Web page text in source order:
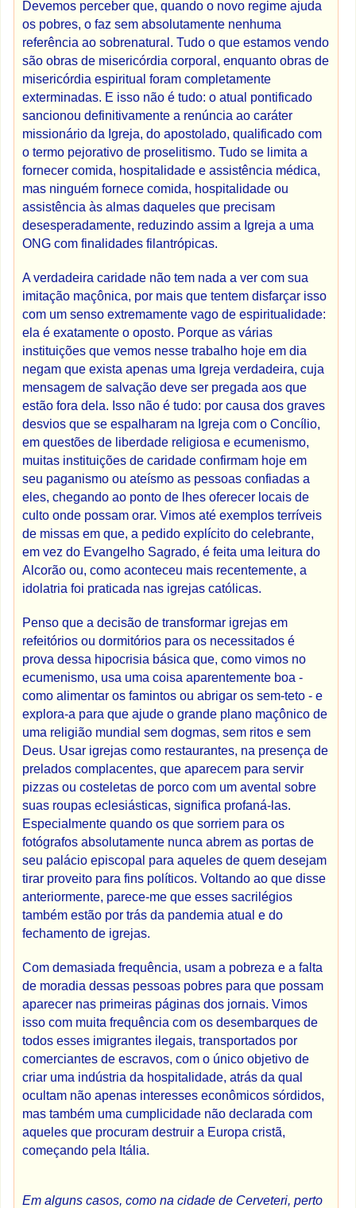
Devemos perceber que, quando o novo regime ajuda
os pobres, o faz sem absolutamente nenhuma
referência ao sobrenatural. Tudo o que estamos vendo
são obras de misericórdia corporal, enquanto obras de
misericórdia espiritual foram completamente
exterminadas. E isso não é tudo: o atual pontificado
sancionou definitivamente a renúncia ao caráter
missionário da Igreja, do apostolado, qualificado com
o termo pejorativo de proselitismo. Tudo se limita a
fornecer comida, hospitalidade e assistência médica,
mas ninguém fornece comida, hospitalidade ou
assistência às almas daqueles que precisam
desesperadamente, reduzindo assim a Igreja a uma
ONG com finalidades filantrópicas.
A verdadeira caridade não tem nada a ver com sua
imitação maçônica, por mais que tentem disfarçar isso
com um senso extremamente vago de espiritualidade:
ela é exatamente o oposto. Porque as várias
instituições que vemos nesse trabalho hoje em dia
negam que exista apenas uma Igreja verdadeira, cuja
mensagem de salvação deve ser pregada aos que
estão fora dela. Isso não é tudo: por causa dos graves
desvios que se espalharam na Igreja com o Concílio,
em questões de liberdade religiosa e ecumenismo,
muitas instituições de caridade confirmam hoje em
seu paganismo ou ateísmo as pessoas confiadas a
eles, chegando ao ponto de lhes oferecer locais de
culto onde possam orar. Vimos até exemplos terríveis
de missas em que, a pedido explícito do celebrante,
em vez do Evangelho Sagrado, é feita uma leitura do
Alcorão ou, como aconteceu mais recentemente, a
idolatria foi praticada nas igrejas católicas.
Penso que a decisão de transformar igrejas em
refeitórios ou dormitórios para os necessitados é
prova dessa hipocrisia básica que, como vimos no
ecumenismo, usa uma coisa aparentemente boa -
como alimentar os famintos ou abrigar os sem-teto - e
explora-a para que ajude o grande plano maçônico de
uma religião mundial sem dogmas, sem ritos e sem
Deus. Usar igrejas como restaurantes, na presença de
prelados complacentes, que aparecem para servir
pizzas ou costeletas de porco com um avental sobre
suas roupas eclesiásticas, significa profaná-las.
Especialmente quando os que sorriem para os
fotógrafos absolutamente nunca abrem as portas de
seu palácio episcopal para aqueles de quem desejam
tirar proveito para fins políticos. Voltando ao que disse
anteriormente, parece-me que esses sacrilégios
também estão por trás da pandemia atual e do
fechamento de igrejas.
Com demasiada frequência, usam a pobreza e a falta
de moradia dessas pessoas pobres para que possam
aparecer nas primeiras páginas dos jornais. Vimos
isso com muita frequência com os desembarques de
todos esses imigrantes ilegais, transportados por
comerciantes de escravos, com o único objetivo de
criar uma indústria da hospitalidade, atrás da qual
ocultam não apenas interesses econômicos sórdidos,
mas também uma cumplicidade não declarada com
aqueles que procuram destruir a Europa cristã,
começando pela Itália.
Em alguns casos, como na cidade de Cerveteri, perto